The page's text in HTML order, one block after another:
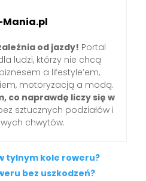
Mania.pl
od jazdy! Portal
ludzi, którzy nie chcą
a lifestyle’em,
motoryzacją a modą.
co naprawdę liczy się w
sztucznych podziałów i
chwytów.
tylnym kole roweru?
bez uszkodzeń?